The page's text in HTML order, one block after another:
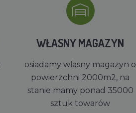
WŁASNY MAGAZYN
osiadamy własny magazyn o
powierzchni 2000m2, na
stanie mamy ponad 35000
sztuk towarów